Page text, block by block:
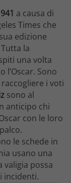
a causa di
Times che
edizione
la
una volta
l’Oscar. Sono
i voti
sono al
anticipo chi
con le loro
le schede in
usano una
valigia possa
incidenti.